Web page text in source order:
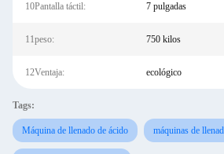
10Pantalla táctil: 7 pulgadas
11peso: 750 kilos
12Ventaja: ecológico
Tags:
Máquina de llenado de ácido máquinas de